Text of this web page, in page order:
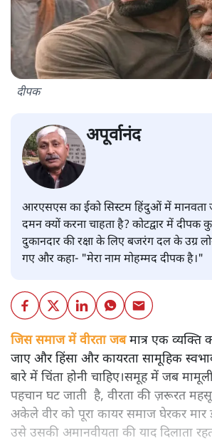
दीपक
अपूर्वानंद
आरएसएस का ईको सिस्टम हिंदुओं में मानवता
दमन क्यों करना चाहता है? कोटद्वार में दीपक
दुकानदार की रक्षा के लिए बजरंग दल के उग्र
गए और कहा- "मेरा नाम मोहम्मद दीपक है।"
जिस समाज में वीरता जबमात्र एक व्यक्ति
जाए और हिंसा और कायरता सामूहिक
बारे में चिंता होनी चाहिए।समूह में जब
पहचान घट जाती है, वीरता की ज़रूरत
अकेले वीर को पूरा कायर समाज घेरकर मार
उसे उसकी अमानवीयता की याद दिलाता